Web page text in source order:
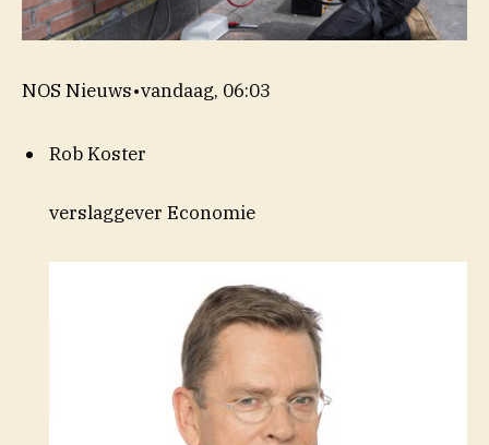
NOS Nieuws•vandaag, 06:03
Rob Koster
verslaggever Economie